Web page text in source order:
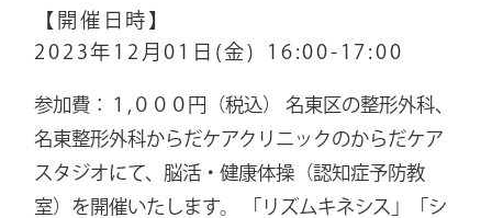
【開催日時】
2023年12月01日(金)
16:00-17:00
参加費：１,０００円（税込） 名東区の整形外科、
名東整形外科からだケアクリニックのからだケア
スタジオにて、脳活・健康体操（認知症予防教
室）を開催いたします。 「リズムキネシス」「シ